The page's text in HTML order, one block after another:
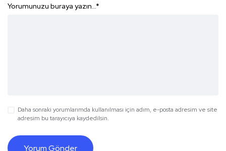
Yorumunuzu buraya yazın...*
Daha sonraki yorumlarımda kullanılması için adım, e-posta adresim ve site
adresim bu tarayıcıya kaydedilsin.